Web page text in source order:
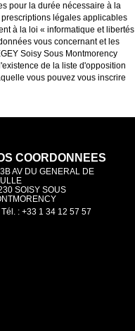
pour la durée nécessaire à la
légales applicables
à la loi « informatique et libertés
vous concernant et les
Soisy Sous Montmorency
de la liste d'opposition
vous pouvez vous inscrire
COORDONNÉES
3B AV DU GENERAL DE
SOISY SOUS
Tél. : +33 1 34 12 57 57